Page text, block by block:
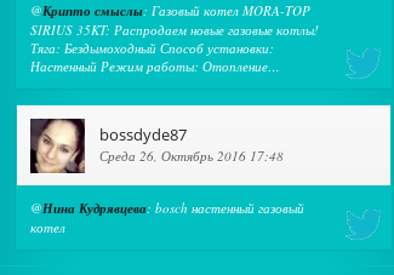
@Крипто смыслы: Газовый котел MORA-TOP
SIRIUS 35KT: Распродаем новые газовые котлы!
Тяга: Бездымоходный Способ установки:
Настенный Режим работы: Отопление…
bossdyde87
Среда 26, Октябрь 2016 17:48
@Нина Кудрявцева: bosch настенный газовый
котел